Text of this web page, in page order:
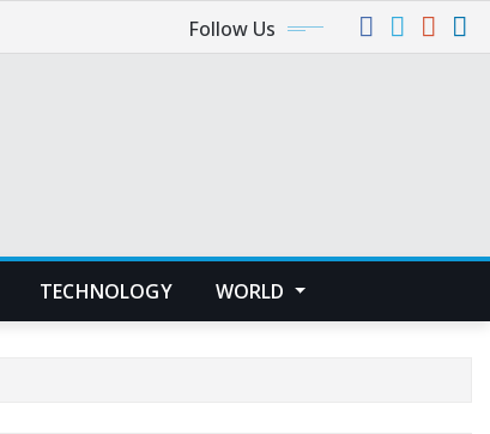
Follow Us
TECHNOLOGY WORLD